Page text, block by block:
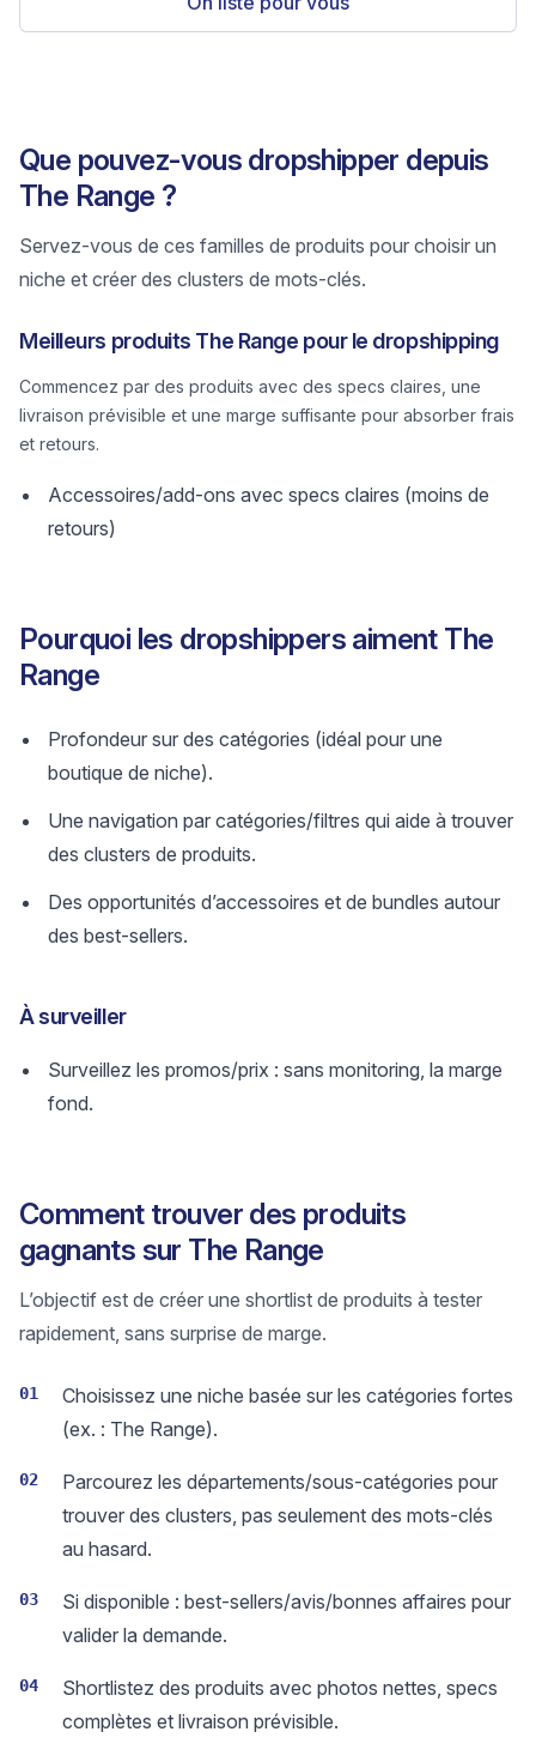
Que pouvez-vous dropshipper depuis
The Range ?
Servez-vous de ces familles de produits pour choisir un
niche et créer des clusters de mots-clés.
Meilleurs produits The Range pour le dropshipping
Commencez par des produits avec des specs claires, une
livraison prévisible et une marge suffisante pour absorber frais
et retours.
Accessoires/add-ons avec specs claires (moins de
retours)
Pourquoi les dropshippers aiment The
Range
Profondeur sur des catégories (idéal pour une
boutique de niche).
Une navigation par catégories/filtres qui aide à trouver
des clusters de produits.
Des opportunités d’accessoires et de bundles autour
des best-sellers.
À surveiller
Surveillez les promos/prix : sans monitoring, la marge
fond.
Comment trouver des produits
gagnants sur The Range
L’objectif est de créer une shortlist de produits à tester
rapidement, sans surprise de marge.
01
Choisissez une niche basée sur les catégories fortes
(ex. : The Range).
02
Parcourez les départements/sous-catégories pour
trouver des clusters, pas seulement des mots-clés
au hasard.
03
Si disponible : best-sellers/avis/bonnes affaires pour
valider la demande.
04
Shortlistez des produits avec photos nettes, specs
complètes et livraison prévisible.